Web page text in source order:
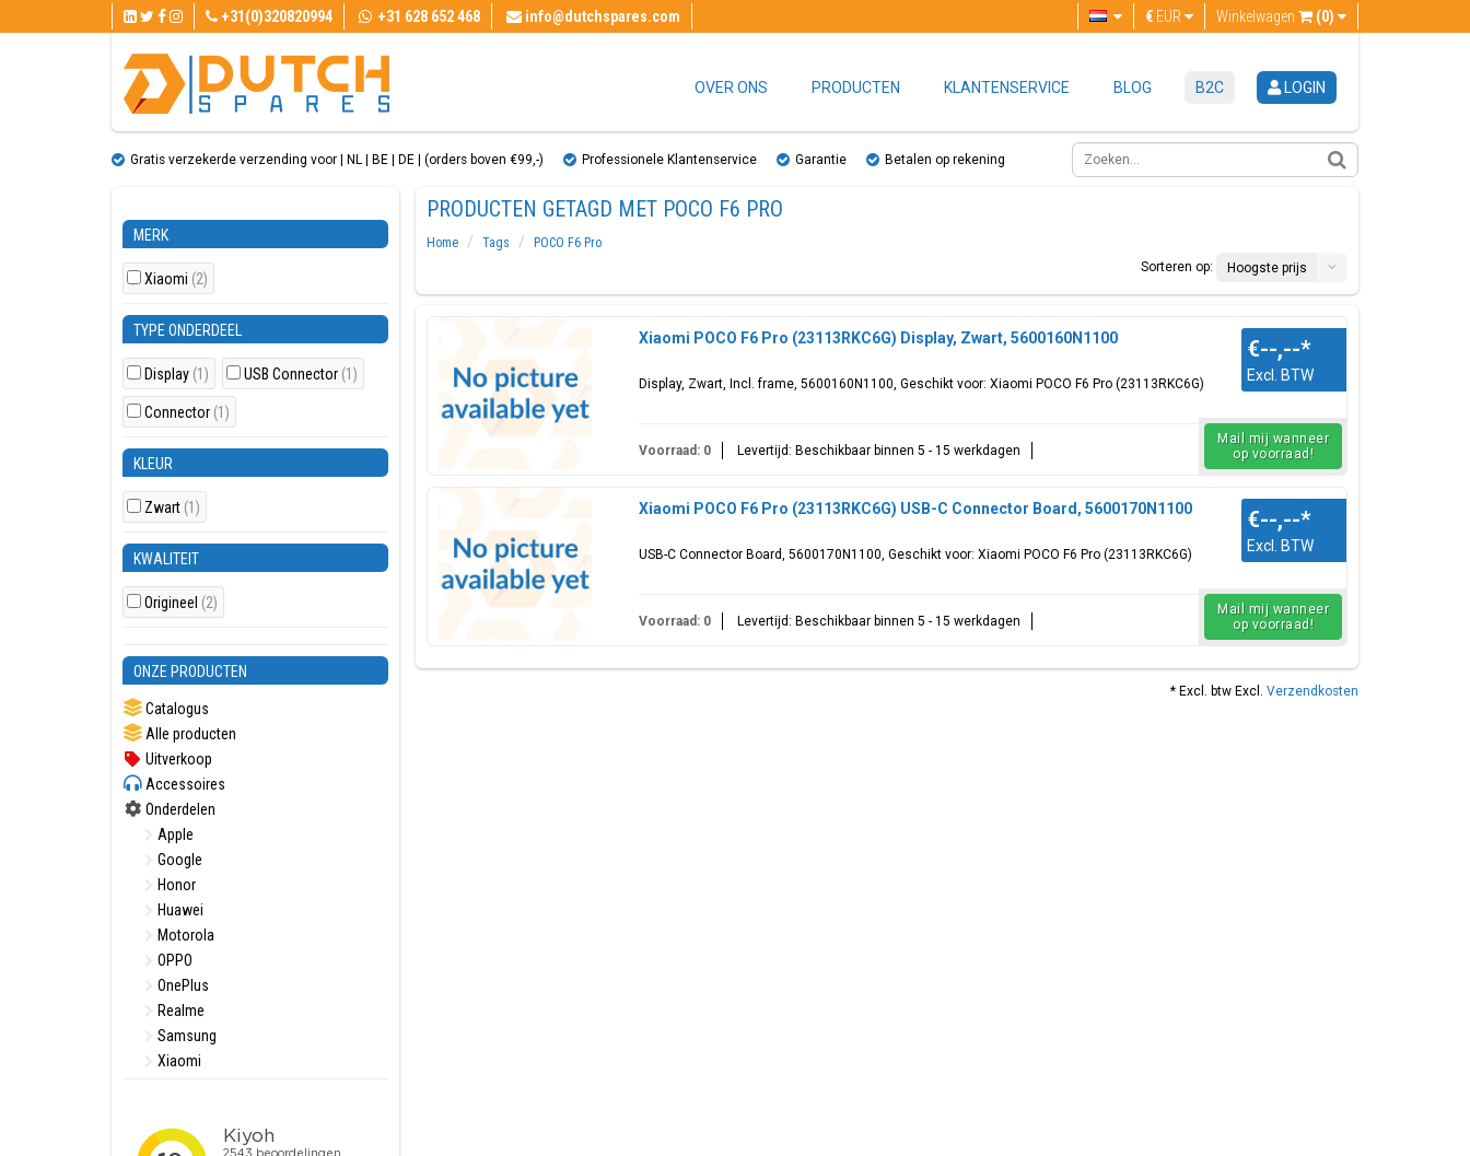
+31(0)320820994 +31 628 652 468 info@dutchspares.com Winkelwagen (0)
€ EUR
OVER ONS PRODUCTEN KLANTENSERVICE BLOG B2C LOGIN
Gratis verzekerde verzending voor | NL | BE | DE | (orders boven €99,-) Professionele Klantenservice Garantie Betalen op rekening
MERK
Xiaomi (2)
TYPE ONDERDEEL
Display (1) USB Connector (1)
Connector (1)
KLEUR
Zwart (1)
KWALITEIT
Origineel (2)
ONZE PRODUCTEN
Catalogus
Alle producten
Uitverkoop
Accessoires
Onderdelen
Apple
Google
Honor
Huawei
Motorola
OPPO
OnePlus
Realme
Samsung
Xiaomi
PRODUCTEN GETAGD MET POCO F6 PRO
Home Tags
POCO F6 Pro
Sorteren op:
Hoogste prijs
Xiaomi POCO F6 Pro (23113RKC6G) Display, Zwart, 5600160N1100
Display, Zwart, Incl. frame, 5600160N1100, Geschikt voor: Xiaomi POCO F6 Pro (23113RKC6G)
€--,--*
Excl. BTW
Voorraad: 0 Levertijd: Beschikbaar binnen 5 - 15 werkdagen
Mail mij wanneer
op voorraad!
Xiaomi POCO F6 Pro (23113RKC6G) USB-C Connector Board, 5600170N1100
USB-C Connector Board, 5600170N1100, Geschikt voor: Xiaomi POCO F6 Pro (23113RKC6G)
€--,--*
Excl. BTW
Voorraad: 0 Levertijd: Beschikbaar binnen 5 - 15 werkdagen
Mail mij wanneer
op voorraad!
* Excl. btw Excl. Verzendkosten